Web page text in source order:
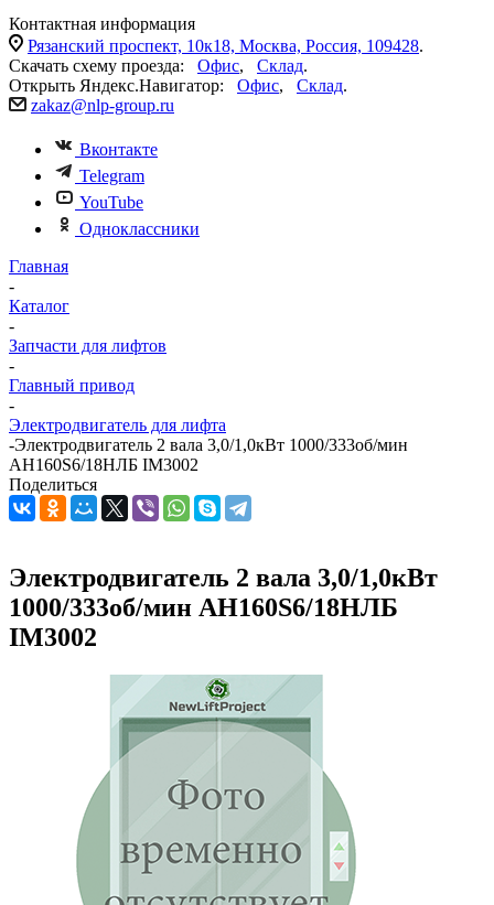
Контактная информация
Рязанский проспект, 10к18, Москва, Россия, 109428.
Скачать схему проезда: Офис, Склад.
Открыть Яндекс.Навигатор: Офис, Склад.
zakaz@nlp-group.ru
Вконтакте
Telegram
YouTube
Одноклассники
Главная
-
Каталог
-
Запчасти для лифтов
-
Главный привод
-
Электродвигатель для лифта
-Электродвигатель 2 вала 3,0/1,0кВт 1000/333об/мин
АН160S6/18НЛБ IM3002
Поделиться
Электродвигатель 2 вала 3,0/1,0кВт
1000/333об/мин АН160S6/18НЛБ
IM3002